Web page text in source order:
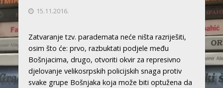
15.11.2016.
Zatvaranje tzv. parademata neće ništa razriješiti,
osim što će: prvo, razbuktati podjele među
Bošnjacima, drugo, otvoriti okvir za represivno
djelovanje velikosrpskih policijskih snaga protiv
svake grupe Bošnjaka koja može biti optužena da